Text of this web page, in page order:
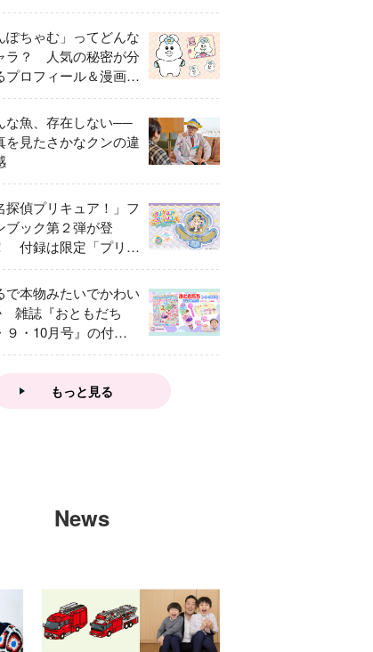
ぽちゃむ」ってどんな
ラ？ 人気の秘密が分
プロフィール＆漫画ま
な魚、存在しない──
を見たさかなクンの違
探偵プリキュア！」フ
ブック第２弾が登
付録は限定「プリキ
マコトジュエル キュ
ルカナ・シャドウ ア
ver.」 キュアエクレ
を大特集！
で本物みたいでかわい
雑誌『おともだち
９・10月号』の付録
サーティワン アイス
もっと見る
News